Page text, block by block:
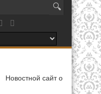
Новостной сайт о